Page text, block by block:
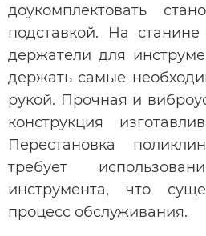
доукомплектовать
подставкой. На
держатели для
держать самые
рукой. Прочная и
конструкция
Перестановка
требует
инструмента, что
процесс обслуживания.